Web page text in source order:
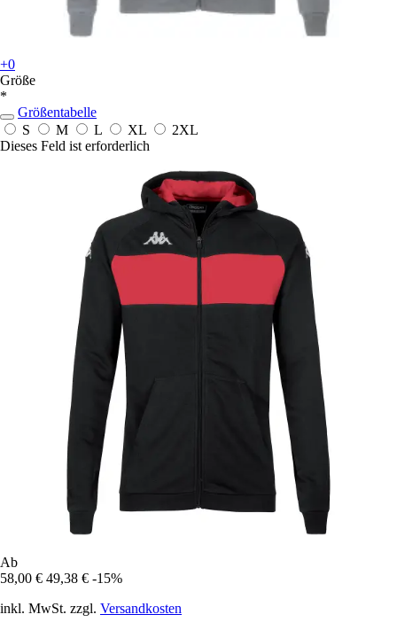
+0
Größe
*
Größentabelle
S
M L XL
2XL
Dieses Feld ist erforderlich
Ab
58,00 € 49,38 € -15%
inkl. MwSt. zzgl. Versandkosten